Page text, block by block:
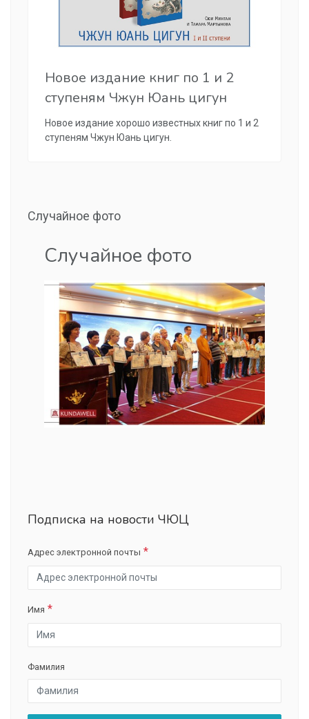
Новое издание книг по 1 и 2
ступеням Чжун Юань цигун
Новое издание хорошо известных книг по 1 и 2
ступеням Чжун Юань цигун.
Случайное фото
Случайное фото
Подписка на новости ЧЮЦ
Адрес электронной почты
Имя
Фамилия